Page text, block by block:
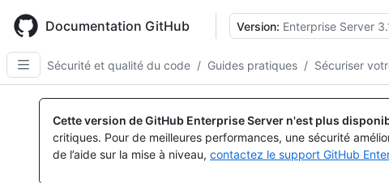
main
content
Documentation GitHub Version: Enterprise Server
Sécurité et qualité du code / Guides pratiques / Sécuriser
Cette version de GitHub Enterprise Server n'est plus
critiques. Pour de meilleures performances, une sécurité
de l’aide sur la mise à niveau, contactez le support GitHub